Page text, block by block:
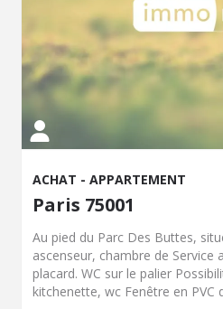
ACHAT - APPARTEMENT
Paris 75001
Au pied du Parc Des Buttes,
ascenseur, chambre de Service
placard. WC sur le palier
kitchenette, wc Fenêtre en PVC